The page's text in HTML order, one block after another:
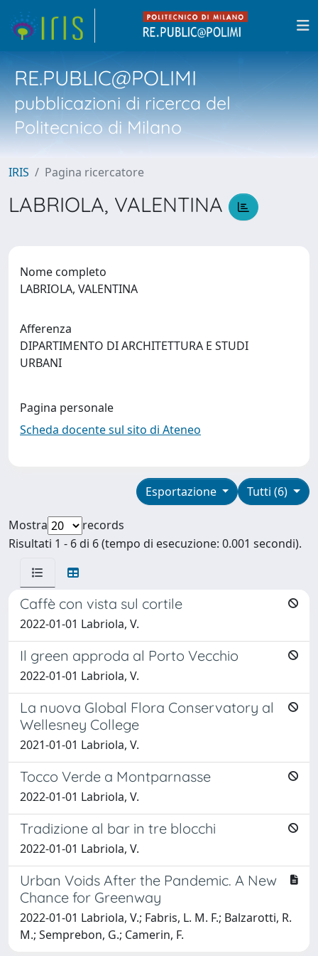
RE.PUBLIC@POLIMI
pubblicazioni di ricerca del
Politecnico di Milano
IRIS Pagina ricercatore
LABRIOLA, VALENTINA
Nome completo
LABRIOLA, VALENTINA
Afferenza
DIPARTIMENTO DI ARCHITETTURA E STUDI
URBANI
Pagina personale
Scheda docente sul sito di Ateneo
Tutti (6)
Esportazione
Mostra
records
Risultati 1 - 6 di 6 (tempo di esecuzione: 0.001 secondi).
Caffè con vista sul cortile
2022-01-01 Labriola, V.
Il green approda al Porto Vecchio
2022-01-01 Labriola, V.
La nuova Global Flora Conservatory al
Wellesney College
2021-01-01 Labriola, V.
Tocco Verde a Montparnasse
2022-01-01 Labriola, V.
Tradizione al bar in tre blocchi
2022-01-01 Labriola, V.
Urban Voids After the Pandemic. A New
Chance for Greenway
2022-01-01 Labriola, V.; Fabris, L. M. F.; Balzarotti, R.
M.; Semprebon, G.; Camerin, F.